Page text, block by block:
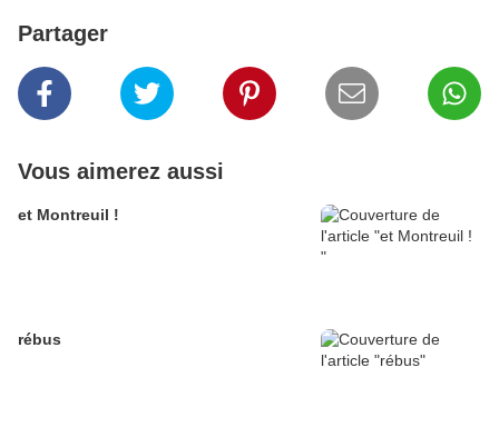
Partager
Vous aimerez aussi
et Montreuil !
rébus